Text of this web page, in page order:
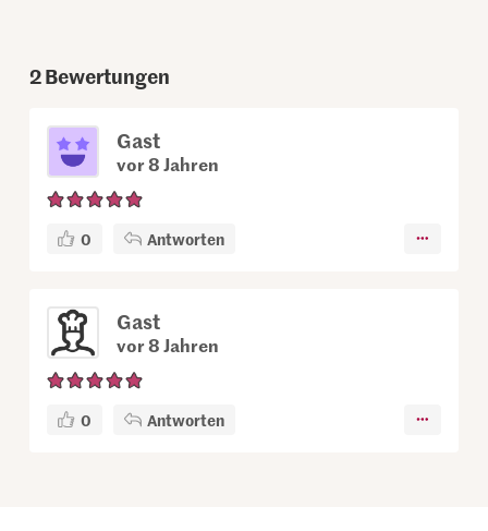
2Bewertungen
Gast
vor 8 Jahren
0 Antworten
Gast
vor 8 Jahren
0 Antworten